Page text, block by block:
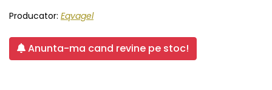
Producator: Eqvagel
Anunta-ma cand revine pe stoc!